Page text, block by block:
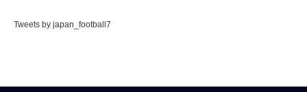
Tweets by japan_football7